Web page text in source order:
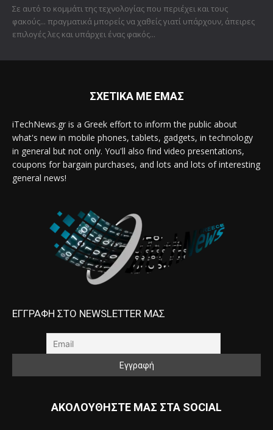
Σε αυτό το κομμάτι της τεχνολογίας που περιέχει και τους
φακούς... πραγματικά μπορείς να χαθείς γιατί υπάρχουν, άπειρες
επιλογές λες και υπάρχει ένας φακός...
ΣΧΕΤΙΚΑ ΜΕ ΕΜΑΣ
iTechNews.gr is a Greek effort to inform the public about
what's new in mobile phones, tablets, gadgets, in technology
in general but not only. You'll also find video presentations,
coupons for bargain purchases, and lots and lots of interesting
general news!
ΕΓΓΡΑΦΗ ΣΤΟ NEWSLETTER ΜΑΣ
ΑΚΟΛΟΥΘΗΣΤΕ ΜΑΣ ΣΤΑ SOCIAL